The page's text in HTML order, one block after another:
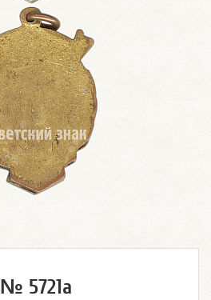
№ 5721а